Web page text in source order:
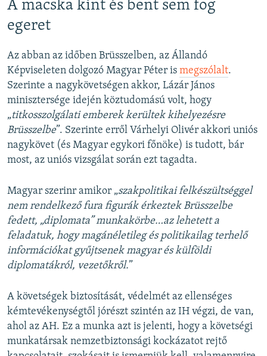
A macska kint és bent sem fog
egeret
Az abban az időben Brüsszelben, az Állandó
Képviseleten dolgozó Magyar Péter is megszólalt.
Szerinte a nagykövetségen akkor, Lázár János
minisztersége idején köztudomású volt, hogy
„titkosszolgálati emberek kerültek kihelyezésre
Brüsszelbe”. Szerinte erről Várhelyi Olivér akkori uniós
nagykövet (és Magyar egykori főnöke) is tudott, bár
most, az uniós vizsgálat során ezt tagadta.
Magyar szerinr amikor „szakpolitikai felkészültséggel
nem rendelkező fura figurák érkeztek Brüsszelbe
fedett, „diplomata” munkakörbe…az lehetett a
feladatuk, hogy magánéletileg és politikailag terhelő
információkat gyűjtsenek magyar és külföldi
diplomatákról, vezetőkről.”
A követségek biztosítását, védelmét az ellenséges
kémtevékenységtől jórészt szintén az IH végzi, de van,
ahol az AH. Ez a munka azt is jelenti, hogy a követségi
munkatársak nemzetbiztonsági kockázatot rejtő